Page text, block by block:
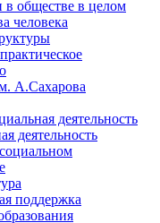
в обществе в целом
человека
А.Сахарова
деятельность
деятельность
поддержка